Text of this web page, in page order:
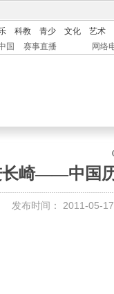
科教 青少 文化
艺术
国 赛事直播 网络
长崎——中国
发布时间： 2011-05-